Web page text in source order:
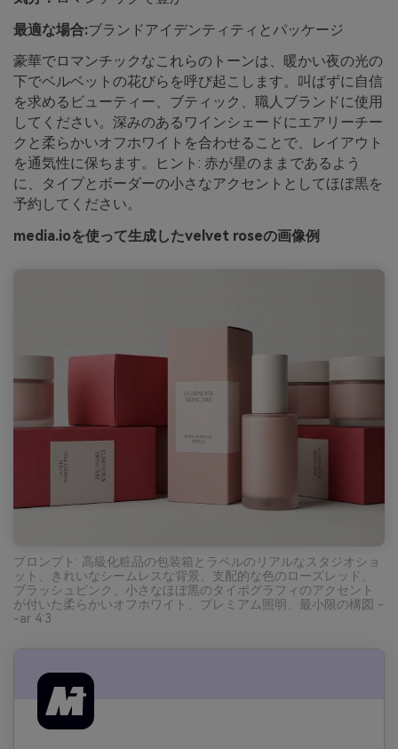
最適な場合:ブランドアイデンティティとパッケージ
豪華でロマンチックなこれらのトーンは、暖かい夜の光の
下でベルベットの花びらを呼び起こします。叫ばずに自信
を求めるビューティー、ブティック、職人ブランドに使用
してください。深みのあるワインシェードにエアリーチー
クと柔らかいオフホワイトを合わせることで、レイアウト
を通気性に保ちます。ヒント: 赤が星のままであるよう
に、タイプとボーダーの小さなアクセントとしてほぼ黒を
予約してください。
media.ioを使って生成したvelvet roseの画像例
プロンプト: 高級化粧品の包装箱とラベルのリアルなスタジオショ
ット、きれいなシームレスな背景、支配的な色のローズレッド、
ブラッシュピンク、小さなほぼ黒のタイポグラフィのアクセント
が付いた柔らかいオフホワイト、プレミアム照明、最小限の構図 -
-ar 4:3